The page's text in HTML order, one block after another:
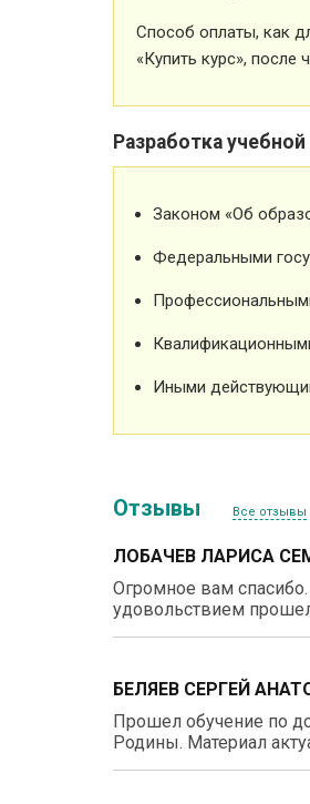
Способ оплаты, как
«Купить курс»,
Разработка
Законом «Об
Федеральными
Иными
Отзывы Все отзывы
ЛОБАЧЕВ ЛАРИСА
Огромное вам
удовольствием
БЕЛЯЕВ СЕРГЕЙ
Прошел обучение по
Родины. Материал